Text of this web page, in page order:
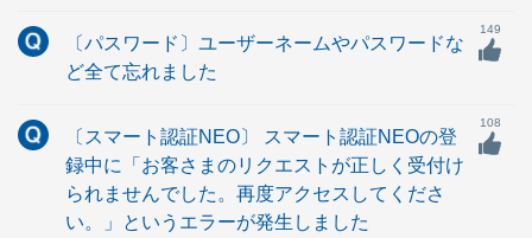
〔パスワード〕ユーザーネームやパスワードな
ど全て忘れました
149
〔スマート認証NEO〕 スマート認証NEOの登
録中に「お客さまのリクエストが正しく受付け
られませんでした。再度アクセスしてくださ
い。」というエラーが発生しました
108